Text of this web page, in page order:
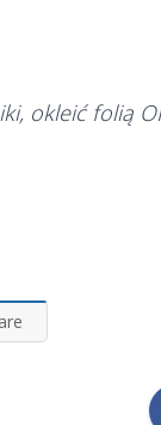
okleić folią